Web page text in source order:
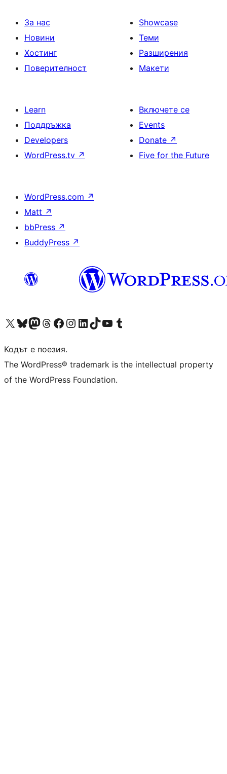
За нас
Новини
Хостинг
Поверителност
Showcase
Теми
Разширения
Макети
Learn
Поддръжка
Developers
WordPress.tv ↗
Включете се
Events
Donate ↗
Five for the Future
WordPress.com ↗
Matt ↗
bbPress ↗
BuddyPress ↗
Visit our X (formerly Twitter) account
Visit our Bluesky account
Visit our Mastodon account
Visit our Threads account
Посетете нашата страница във Facebook
Посетете нашия профил в Instagram
Посетете нашия профил в LinkedIn
Visit our TikTok account
Visit our YouTube channel
Visit our Tumblr account
Кодът е поезия.
The WordPress® trademark is the intellectual property
of the WordPress Foundation.